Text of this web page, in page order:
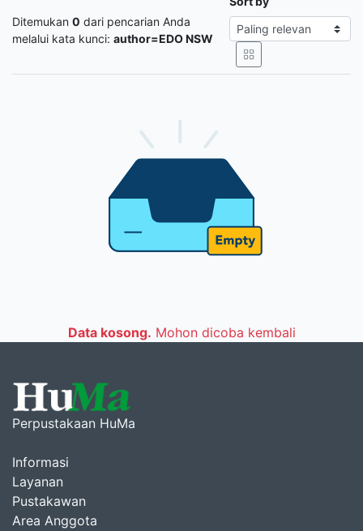
Ditemukan 0 dari pencarian Anda
melalui kata kunci: author=EDO NSW
Data kosong. Mohon dicoba kembali
Perpustakaan HuMa
Informasi
Layanan
Pustakawan
Area Anggota